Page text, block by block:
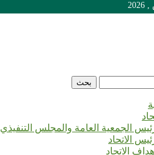
بحث
الجمعية العامة والمجلس التنفيذي
الاتحاد
أهداف الاتحاد